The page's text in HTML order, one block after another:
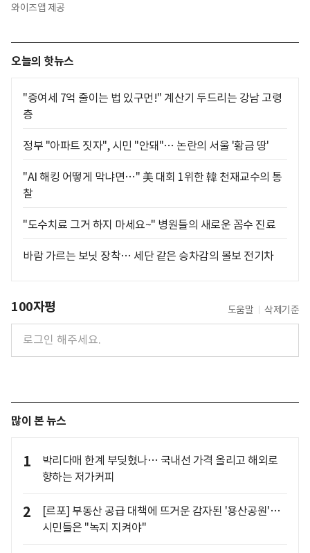
와이즈앱 제공
오늘의 핫뉴스
"증여세 7억 줄이는 법 있구먼!" 계산기 두드리는 강남 고령
층
정부 "아파트 짓자", 시민 "안돼"… 논란의 서울 '황금 땅'
"AI 해킹 어떻게 막냐면…" 美 대회 1위한 韓 천재교수의 통
찰
"도수치료 그거 하지 마세요~" 병원들의 새로운 꼼수 진료
바람 가르는 보닛 장착… 세단 같은 승차감의 볼보 전기차
100자평 도움말 삭제기준
많이 본 뉴스
1
박리다매 한계 부딪혔나… 국내선 가격 올리고 해외로
향하는 저가커피
2
[르포] 부동산 공급 대책에 뜨거운 감자된 '용산공원'…
시민들은 "녹지 지켜야"